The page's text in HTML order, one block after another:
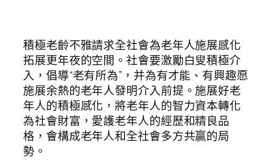
積極老齡不雅請求全社會為老年人施展感化
拓展更年夜的空間。社會要激勵白叟積極介
入，倡導“老有所為”，并為有才能、有興趣愿
施展余熱的老年人發明介入前提。施展好老
年人的積極感化，將老年人的智力資本轉化
為社會財富，愛護老年人的經歷和精良品
格，會構成老年人和全社會多方共贏的局
勢。